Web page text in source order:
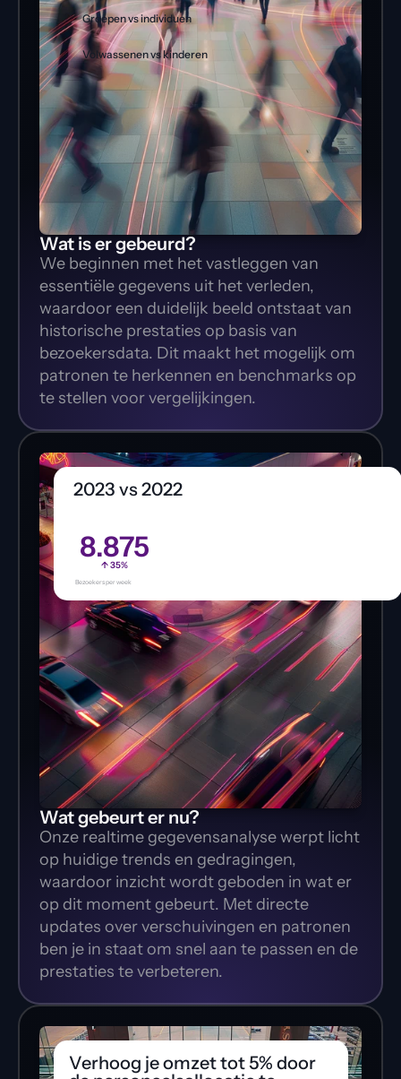
Groepen vs individuen
Volwassenen vs kinderen
Wat is er gebeurd?
We beginnen met het vastleggen van
essentiële gegevens uit het verleden,
waardoor een duidelijk beeld ontstaat van
historische prestaties op basis van
bezoekersdata. Dit maakt het mogelijk om
patronen te herkennen en benchmarks op
te stellen voor vergelijkingen.
2023 vs 2022
8.875
↑ 35%
Bezoekers per week
Wat gebeurt er nu?
Onze realtime gegevensanalyse werpt licht
op huidige trends en gedragingen,
waardoor inzicht wordt geboden in wat er
op dit moment gebeurt. Met directe
updates over verschuivingen en patronen
ben je in staat om snel aan te passen en de
prestaties te verbeteren.
Verhoog je omzet tot 5% door